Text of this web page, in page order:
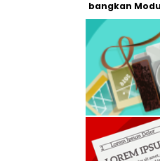
Kembangkan Modul